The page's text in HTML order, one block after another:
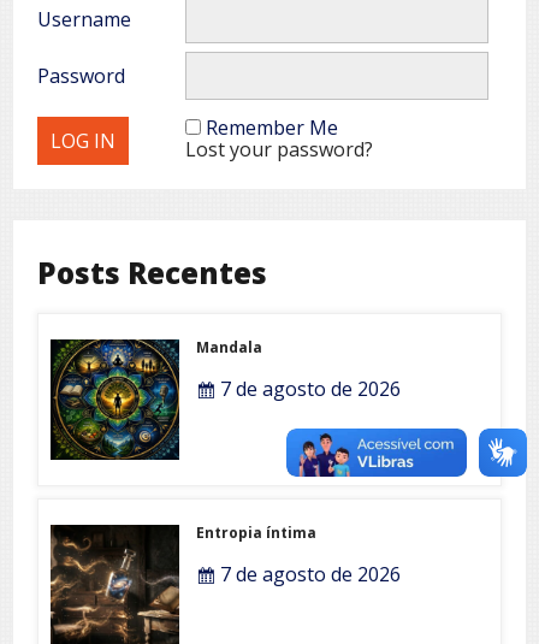
Username
Password
Remember Me
Lost your password?
Posts Recentes
Mandala
7 de agosto de 2026
Entropia íntima
7 de agosto de 2026